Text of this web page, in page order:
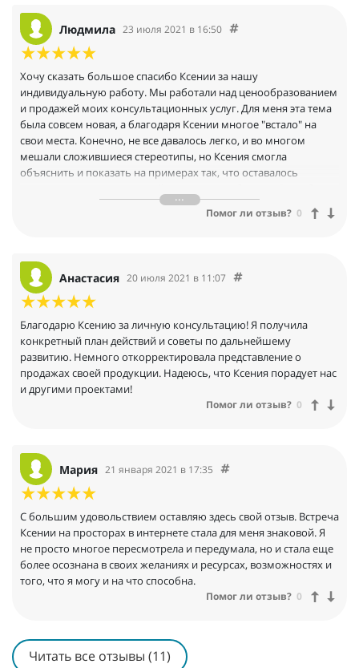
Людмила 23 июля 2021 в 16:50
Хочу сказать большое спасибо Ксении за нашу
индивидуальную работу. Мы работали над ценообразованием
и продажей моих консультационных услуг. Для меня эта тема
была совсем новая, а благодаря Ксении многое "встало" на
свои места. Конечно, не все давалось легко, и во многом
мешали сложившиеся стереотипы, но Ксения смогла
объяснить и показать на примерах так, что оставалось
Ксении за ее терпение, позитивный настрой и уверенность (в
Помог ли отзыв? 0
Анастасия 20 июля 2021 в 11:07
Благодарю Ксению за личную консультацию! Я получила
конкретный план действий и советы по дальнейшему
развитию. Немного откорректировала представление о
продажах своей продукции. Надеюсь, что Ксения порадует нас
и другими проектами!
Помог ли отзыв? 0
Мария 21 января 2021 в 17:35
С большим удовольствием оставляю здесь свой отзыв. Встреча
Ксении на просторах в интернете стала для меня знаковой. Я
не просто многое пересмотрела и передумала, но и стала еще
более осознана в своих желаниях и ресурсах, возможностях и
того, что я могу и на что способна.
Помог ли отзыв? 0
Читать все отзывы (11)